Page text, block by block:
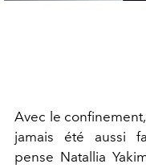
Avec le
jamais été aussi
pense Natallia